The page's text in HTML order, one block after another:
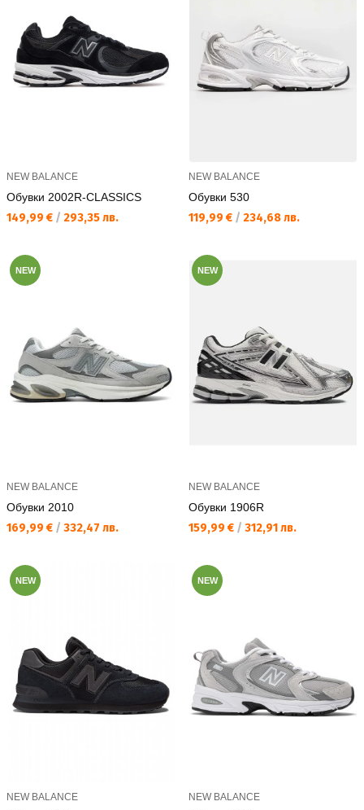
NEW BALANCE
Обувки 2002R-CLASSICS
Текуща цена:
149,99 € / 293,35 лв.
NEW BALANCE
Обувки 530
Текуща цена:
119,99 € / 234,68 лв.
NEW
NEW BALANCE
Обувки 2010
Текуща цена:
169,99 € / 332,47 лв.
NEW
NEW BALANCE
Обувки 1906R
Текуща цена:
159,99 € / 312,91 лв.
NEW
NEW BALANCE
NEW
NEW BALANCE